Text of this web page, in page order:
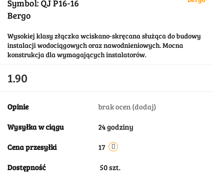
Symbol:QJ P16-16
Bergo
Wysokiej klasy złączka wciskano-skręcana służąca do budowy
instalacji wodociągowych oraz nawodnieniowych. Mocna
konstrukcja dla wymagających instalatorów.
1.90
Opinie brak ocen (dodaj)
Wysyłka w ciągu 24 godziny
Cena przesyłki 17
Dostępność 50szt.